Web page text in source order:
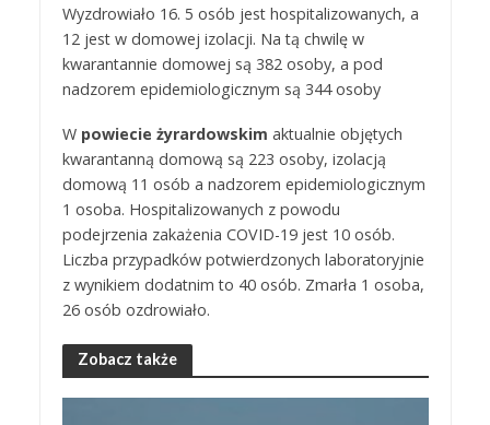
Wyzdrowiało 16. 5 osób jest hospitalizowanych, a
12 jest w domowej izolacji. Na tą chwilę w
kwarantannie domowej są 382 osoby, a pod
nadzorem epidemiologicznym są 344 osoby
W powiecie żyrardowskim aktualnie objętych
kwarantanną domową są 223 osoby, izolacją
domową 11 osób a nadzorem epidemiologicznym
1 osoba. Hospitalizowanych z powodu
podejrzenia zakażenia COVID-19 jest 10 osób.
Liczba przypadków potwierdzonych laboratoryjnie
z wynikiem dodatnim to 40 osób. Zmarła 1 osoba,
26 osób ozdrowiało.
Zobacz także